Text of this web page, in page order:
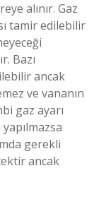
alınır. Gaz
tamir edilebilir
Bazı
ancak
ve vananın
gaz ayarı
gerekli
ancak